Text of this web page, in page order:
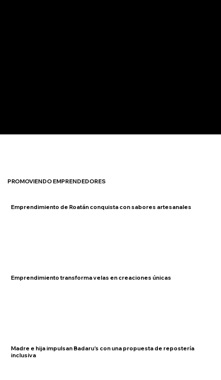
PROMOVIENDO EMPRENDEDORES
Emprendimiento de Roatán conquista con sabores artesanales
Emprendimiento transforma velas en creaciones únicas
Madre e hija impulsan Badaru's con una propuesta de repostería
inclusiva